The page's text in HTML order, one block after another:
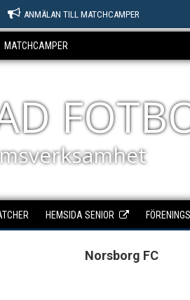
ANMÄLAN TILL MATCHCAMPER
MATCHCAMPER
HEMSIDA SENIOR
Norsborg FC